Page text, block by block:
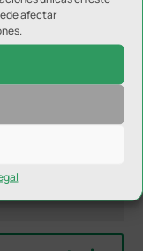
afectar